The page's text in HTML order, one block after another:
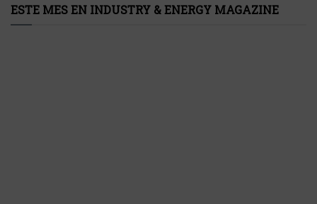
ESTE MES EN INDUSTRY & ENERGY MAGAZINE